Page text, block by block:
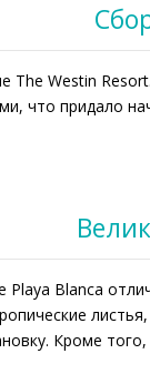
The Westin
что придало
Playa Blanca
Кроме